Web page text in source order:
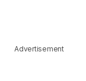
Advertisement